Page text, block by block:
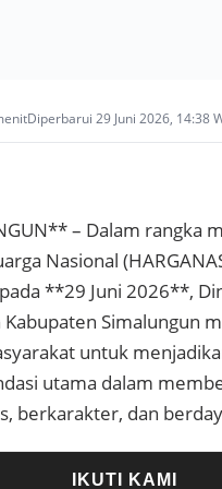
a
n
y
a
h
d
a
l
a
Diperbarui 29 Juni 2026, 14:38
– Dalam rangka
Nasional
**29 Juni 2026**,
Kabupaten Simalungun
untuk
utama dalam
berkarakter, dan
IKUTI KAMI